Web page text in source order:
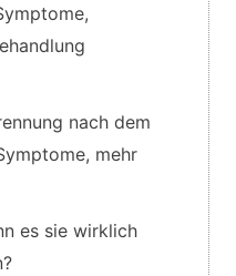
nach dem
mehr
es sie wirklich